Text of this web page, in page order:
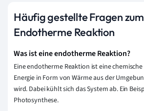
Häufig gestellte Fragen
Endotherme Reaktion
Was ist eine endotherme Reaktion?
Eine endotherme Reaktion ist eine
Energie in Form von Wärme aus der
wird. Dabei kühlt sich das System ab. Ein
Photosynthese.